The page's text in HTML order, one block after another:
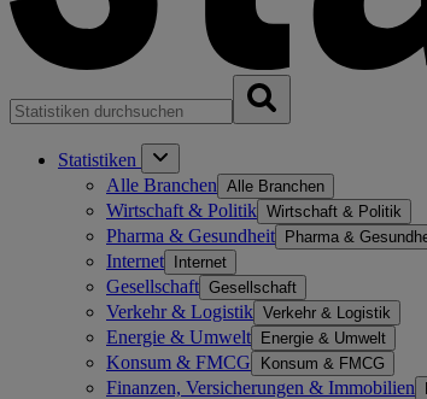
Statistiken
Alle Branchen Alle Branchen
Wirtschaft & Politik Wirtschaft & Politik
Pharma & Gesundheit Pharma &
Internet Internet
Gesellschaft Gesellschaft
Verkehr & Logistik Verkehr & Logistik
Energie & Umwelt Energie & Umwelt
Konsum & FMCG Konsum & FMCG
Finanzen, Versicherungen & Immobilien